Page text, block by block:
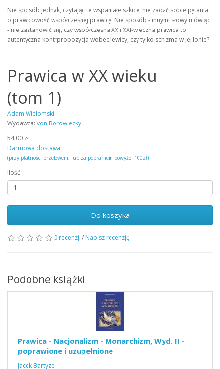
Nie sposób jednak, czytając te wspaniałe szkice, nie zadać sobie pytania
o prawicowość współczesnej prawicy. Nie sposób - innymi słowy mówiąc
- nie zastanowić się, czy współczesna XX i XXI-wieczna prawica to
autentyczna kontrpropozycja wobec lewicy, czy tylko schizma w jej łonie?
Prawica w XX wieku
(tom 1)
Adam Wielomski
Wydawca: von Borowiecky
54,00 zł
Darmowa dostawa
(przy płatności przelewem, lub za pobraniem powyżej 100zł)
Ilość
Do koszyka
0 recenzji / Napisz recenzję
Podobne książki
Prawica - Nacjonalizm - Monarchizm, Wyd. II -
poprawione i uzupełnione
Jacek Bartyzel